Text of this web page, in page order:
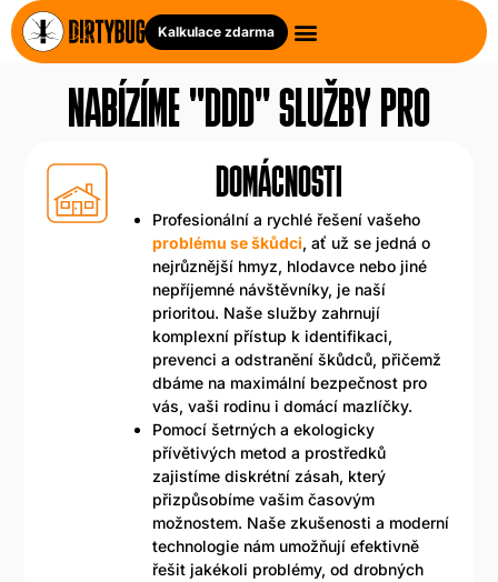
Kalkulace zdarma
NABÍZÍME "DDD" SLUŽBY PRO
DOMÁCNOSTI
Profesionální a rychlé řešení vašeho
problému se škůdci, ať už se jedná o
nejrůznější hmyz, hlodavce nebo jiné
nepříjemné návštěvníky, je naší
prioritou. Naše služby zahrnují
komplexní přístup k identifikaci,
prevenci a odstranění škůdců, přičemž
dbáme na maximální bezpečnost pro
vás, vaši rodinu i domácí mazlíčky.
Pomocí šetrných a ekologicky
přívětivých metod a prostředků
zajistíme diskrétní zásah, který
přizpůsobíme vašim časovým
možnostem. Naše zkušenosti a moderní
technologie nám umožňují efektivně
řešit jakékoli problémy, od drobných